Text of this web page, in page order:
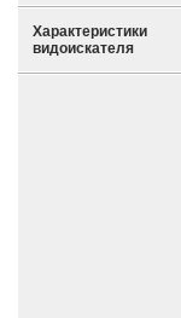
Характеристики
видоискателя